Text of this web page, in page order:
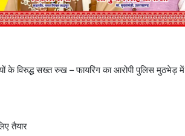
के विरुद्ध सख्त रुख – फायरिंग का आरोपी पुलिस मुठभेड़ में
तैयार